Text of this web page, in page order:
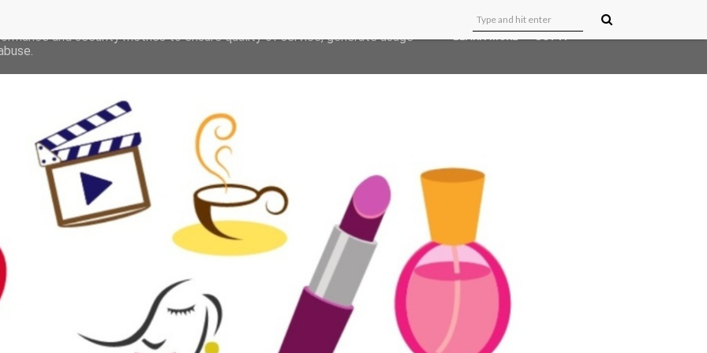
its services and to analyze traffic. Your IP address and user-agent
and security metrics to ensure quality of service, generate usage
LEARN MORE GOT IT